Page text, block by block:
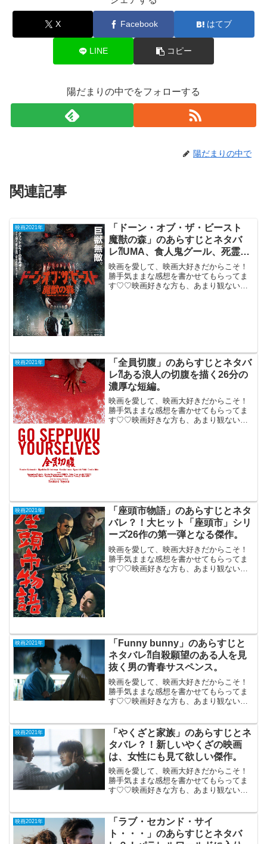
X Facebook はてブ
LINE コピー
陽だまりの中でをフォローする
陽だまりの中で
関連記事
映画2021年
「ドーン・オブ・ザ・ビースト
魔獣の森」のあらすじとネタバ
レ⁈UMA、食人鬼グール、死霊な
どが戦うC級ホラー。
映画を愛して、映画大好きだからこそ！
勝手気ままな感想を書かせてもらってま
す♡♡映画好きな方も、あまり観ない方
映画2021年
「全員切腹」のあらすじとネタバ
レ⁈ある浪人の切腹を描く26分の
濃厚な短編。
映画を愛して、映画大好きだからこそ！
勝手気ままな感想を書かせてもらってま
す♡♡映画好きな方も、あまり観ない方
映画2021年
「座頭市物語」のあらすじとネタ
バレ？！大ヒット「座頭市」シリ
ーズ26作の第一弾となる傑作。
映画を愛して、映画大好きだからこそ！
勝手気ままな感想を書かせてもらってま
す♡♡映画好きな方も、あまり観ない方
映画2021年
「Funny bunny」のあらすじと
ネタバレ⁈自殺願望のある人を見
抜く男の青春サスペンス。
映画を愛して、映画大好きだからこそ！
勝手気ままな感想を書かせてもらってま
す♡♡映画好きな方も、あまり観ない方
ある人を見抜く男の青春サスペンス...
映画2021年
「やくざと家族」のあらすじとネ
タバレ？！新しいやくざの映画
は、女性にも見て欲しい傑作。
映画を愛して、映画大好きだからこそ！
勝手気ままな感想を書かせてもらってま
す♡♡映画好きな方も、あまり観ない方
1月29日公開（136分）新しいや...
映画2021年
「ラブ・セカンド・サイ
ト・・・」のあらすじとネタバ